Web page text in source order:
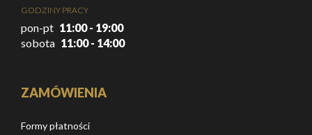
GODZINY PRACY
pon-pt 11:00 - 19:00
sobota 11:00 - 14:00
ZAMÓWIENIA
Formy płatności